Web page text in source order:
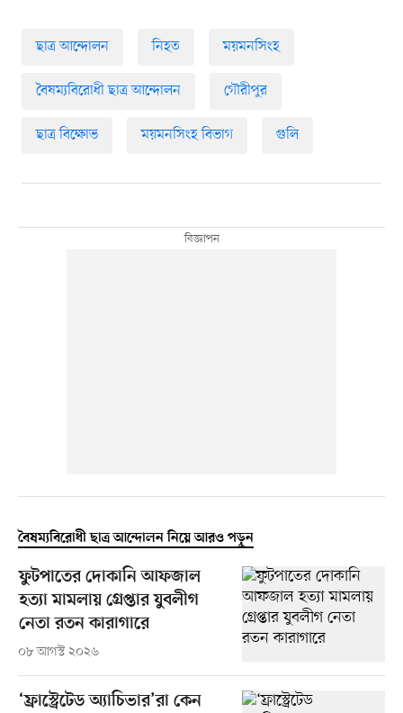
ছাত্র আন্দোলন নিহত ময়মনসিংহ
বৈষম্যবিরোধী ছাত্র আন্দোলন গৌরীপুর
ছাত্র বিক্ষোভ ময়মনসিংহ বিভাগ গুলি
বৈষম্যবিরোধী ছাত্র আন্দোলন নিয়ে আরও পড়ুন
ফুটপাতের দোকানি আফজাল
হত্যা মামলায় গ্রেপ্তার যুবলীগ
নেতা রতন কারাগারে
০৮ আগস্ট ২০২৬
‘ফ্রাস্ট্রেটেড অ্যাচিভার’রা কেন